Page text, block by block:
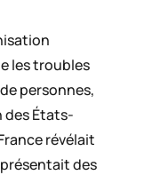
les troubles
personnes,
des États-
révélait
présentait des